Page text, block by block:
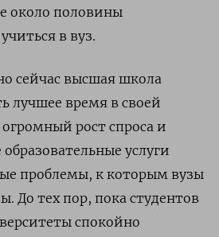
около половины
в вуз.
сейчас высшая школа
лучшее время в своей
рост спроса и
услуги
проблемы, к которым вузы
До тех пор, пока студентов
спокойно